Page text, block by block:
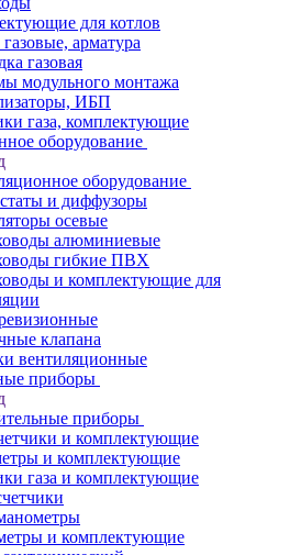
для котлов
арматура
газовая
модульного монтажа
ИБП
газа, комплектующие
оборудование
оборудование
и диффузоры
осевые
алюминиевые
гибкие ПВХ
и комплектующие для
клапана
вентиляционные
приборы
приборы
и комплектующие
и комплектующие
газа и комплектующие
и комплектующие